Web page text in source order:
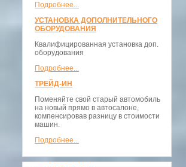
Подробнее...
УСТАНОВКА ДОПОЛНИТЕЛЬНОГО
ОБОРУДОВАНИЯ
Квалифицированная установка доп.
оборудования
Подробнее...
ТРЕЙД-ИН
Поменяйте свой старый автомобиль
на новый прямо в автосалоне,
компенсировав разницу в стоимости
машин.
Подробнее...